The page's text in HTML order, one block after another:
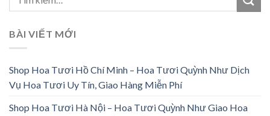
BÀI VIẾT MỚI
Shop Hoa Tươi Hồ Chí Minh – Hoa Tươi Quỳnh Như Dịch
Vụ Hoa Tươi Uy Tín, Giao Hàng Miễn Phí
Shop Hoa Tươi Hà Nội – Hoa Tươi Quỳnh Như Giao Hoa